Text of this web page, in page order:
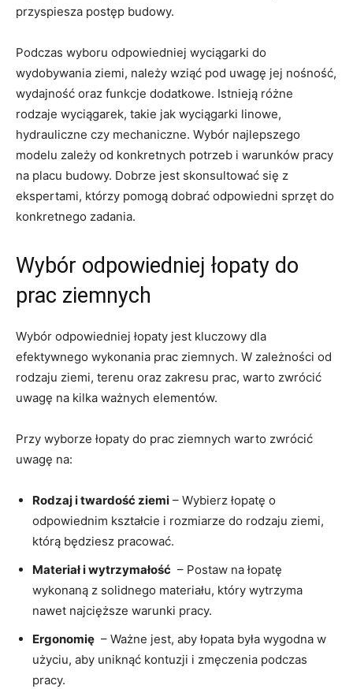
przyspiesza postęp​ budowy.
Podczas wyboru ⁤odpowiedniej wyciągarki do
wydobywania ziemi, należy wziąć pod uwagę jej nośność,⁣
wydajność oraz funkcje dodatkowe. Istnieją różne‍
rodzaje wyciągarek, takie jak wyciągarki linowe,
hydrauliczne czy mechaniczne. Wybór najlepszego
modelu zależy od konkretnych potrzeb i warunków pracy
na ⁢placu budowy. Dobrze jest skonsultować się⁣ z
ekspertami, którzy pomogą ‌dobrać odpowiedni sprzęt do
konkretnego zadania.
Wybór odpowiedniej‍ łopaty do
prac ziemnych
Wybór odpowiedniej łopaty jest kluczowy⁤ dla
efektywnego wykonania prac ziemnych. W zależności od
rodzaju ziemi, terenu ⁤oraz ‍zakresu prac,⁢ warto zwrócić‍
uwagę ⁤na kilka ważnych elementów.
Przy ⁢wyborze łopaty do prac ziemnych warto zwrócić
uwagę na:
Rodzaj ​i twardość ziemi – Wybierz łopatę o
odpowiednim kształcie i rozmiarze do rodzaju ziemi,
którą będziesz pracować.
Materiał ​i wytrzymałość ⁢ – Postaw na łopatę
wykonaną z solidnego materiału, który wytrzyma
nawet najcięższe⁤ warunki pracy.
Ergonomię ⁣ – Ważne jest, aby łopata⁢ była wygodna w
użyciu, aby uniknąć kontuzji i zmęczenia podczas
pracy.